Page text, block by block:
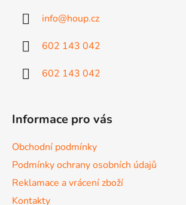
info@houp.cz
602 143 042
602 143 042
Informace pro vás
Obchodní podmínky
Podmínky ochrany osobních údajů
Reklamace a vrácení zboží
Kontakty